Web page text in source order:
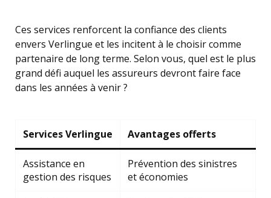
Ces services renforcent la confiance des clients
envers Verlingue et les incitent à le choisir comme
partenaire de long terme. Selon vous, quel est le plus
grand défi auquel les assureurs devront faire face
dans les années à venir ?
Services Verlingue Avantages offerts
Assistance en
gestion des risques
Prévention des sinistres
et économies